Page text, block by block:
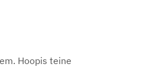
Hoopis teine